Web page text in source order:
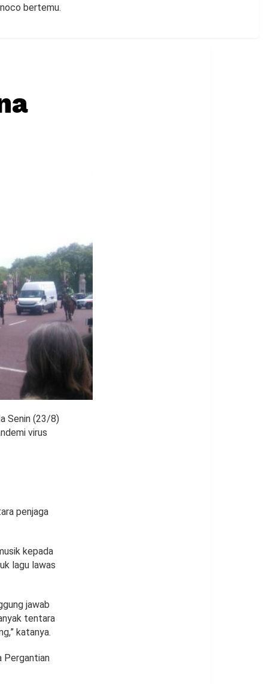
bertemu.
Senin (23/8)
virus
penjaga
kepada
lagu lawas
jawab
tentara
katanya.
Pergantian